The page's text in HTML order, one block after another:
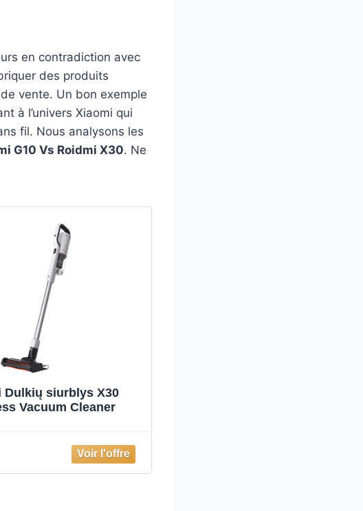
en contradiction avec
des produits
vente. Un bon exemple
à l’univers Xiaomi qui
fil. Nous analysons les
G10 Vs Roidmi X30. Ne
Dulkių siurblys X30
Vacuum Cleaner